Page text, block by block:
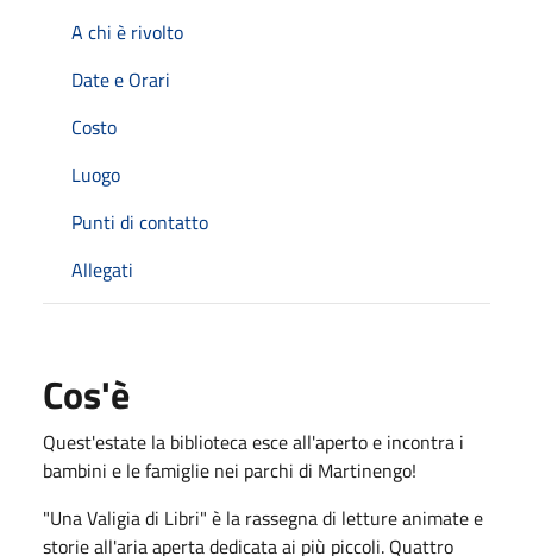
A chi è rivolto
Date e Orari
Costo
Luogo
Punti di contatto
Allegati
Cos'è
Quest'estate la biblioteca esce all'aperto e incontra i
bambini e le famiglie nei parchi di Martinengo!
"Una Valigia di Libri" è la rassegna di letture animate e
storie all'aria aperta dedicata ai più piccoli. Quattro